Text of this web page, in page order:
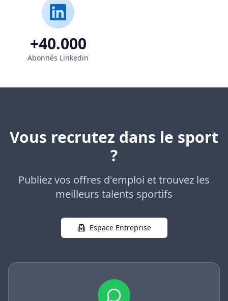
+40.000
Abonnés Linkedin
Vous recrutez dans le sport
?
Publiez vos offres d'emploi et trouvez les
meilleurs talents sportifs
Espace Entreprise